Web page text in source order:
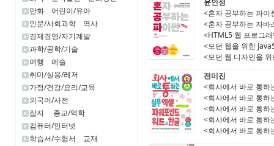
만화
어린이/유아
인문/사회과학
역사
경제경영/자기계발
과학/공학/기술
여행
예술
취미/실용/레저
가정/건강/요리/교육
외국어/사전
잡지
종교/역학
컴퓨터/인터넷
학습서/수험서
교재
윤인성
<혼자 공부하는 파이
<혼자 공부하는 자바
<HTML5 웹 프로그
<모던 웹을 위한
<모던 웹 디자인을
전미진
<회사에서 바로 통하
<회사에서 바로 통하
<회사에서 바로 통하
<회사에서 바로 통하
<회사에서 바로 통하